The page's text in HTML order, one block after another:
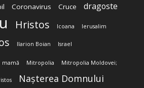
Coronavirus Cruce dragoste
Hristos Icoana Ierusalim
Ilarion Boian Israel
mamă Mitropolia Mitropolia Moldovei;
Nașterea Domnului